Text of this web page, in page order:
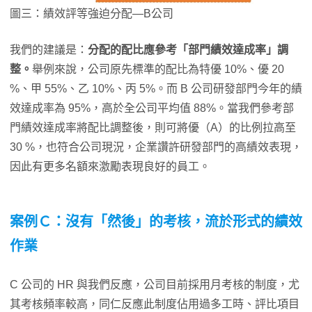
圖三：績效評等強迫分配—B公司
我們的建議是： 分配的配比應參考「部門績效達成率」調
整。 舉例來說，公司原先標準的配比為特優 10%、優 20
%、甲 55%、乙 10%、丙 5%。而 B 公司研發部門今年的績
效達成率為 95%，高於全公司平均值 88%。當我們參考部
門績效達成率將配比調整後，則可將優（A）的比例拉高至
30 %，也符合公司現況，企業讚許研發部門的高績效表現，
因此有更多名額來激勵表現良好的員工。
案例Ｃ：沒有「然後」的考核，流於形式的績效
作業
C 公司的 HR 與我們反應，公司目前採用月考核的制度，尤
其考核頻率較高，同仁反應此制度佔用過多工時、評比項目